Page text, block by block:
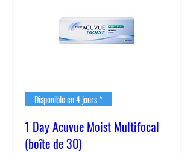
Disponible en 4 jours *
1 Day Acuvue Moist Multifocal
(boîte de 30)